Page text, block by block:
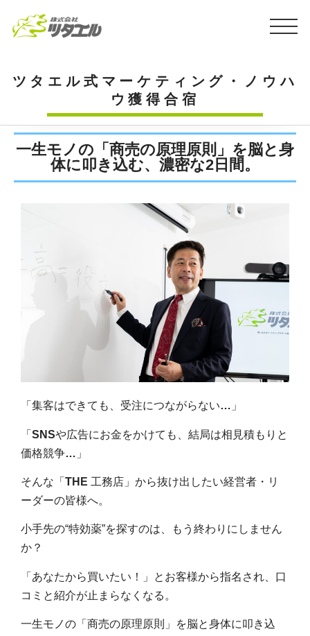
ツタエル式マーケティング・ノウハ
ウ獲得合宿
一生モノの「商売の原理原則」を脳と身
体に叩き込む、濃密な2日間。
「集客はできても、受注につながらない… 」
「 SNSや広告にお金をかけても、結局は相見積もりと
価格競争… 」
そんな「 THE 工務店」から抜け出したい経営者・リ
ーダーの皆様へ。
小手先の“特効薬”を探すのは、もう終わりにしません
か？
「あなたから買いたい！」とお客様から指名され、口
コミと紹介が止まらなくなる。
一生モノの「商売の原理原則」を脳と身体に叩き込